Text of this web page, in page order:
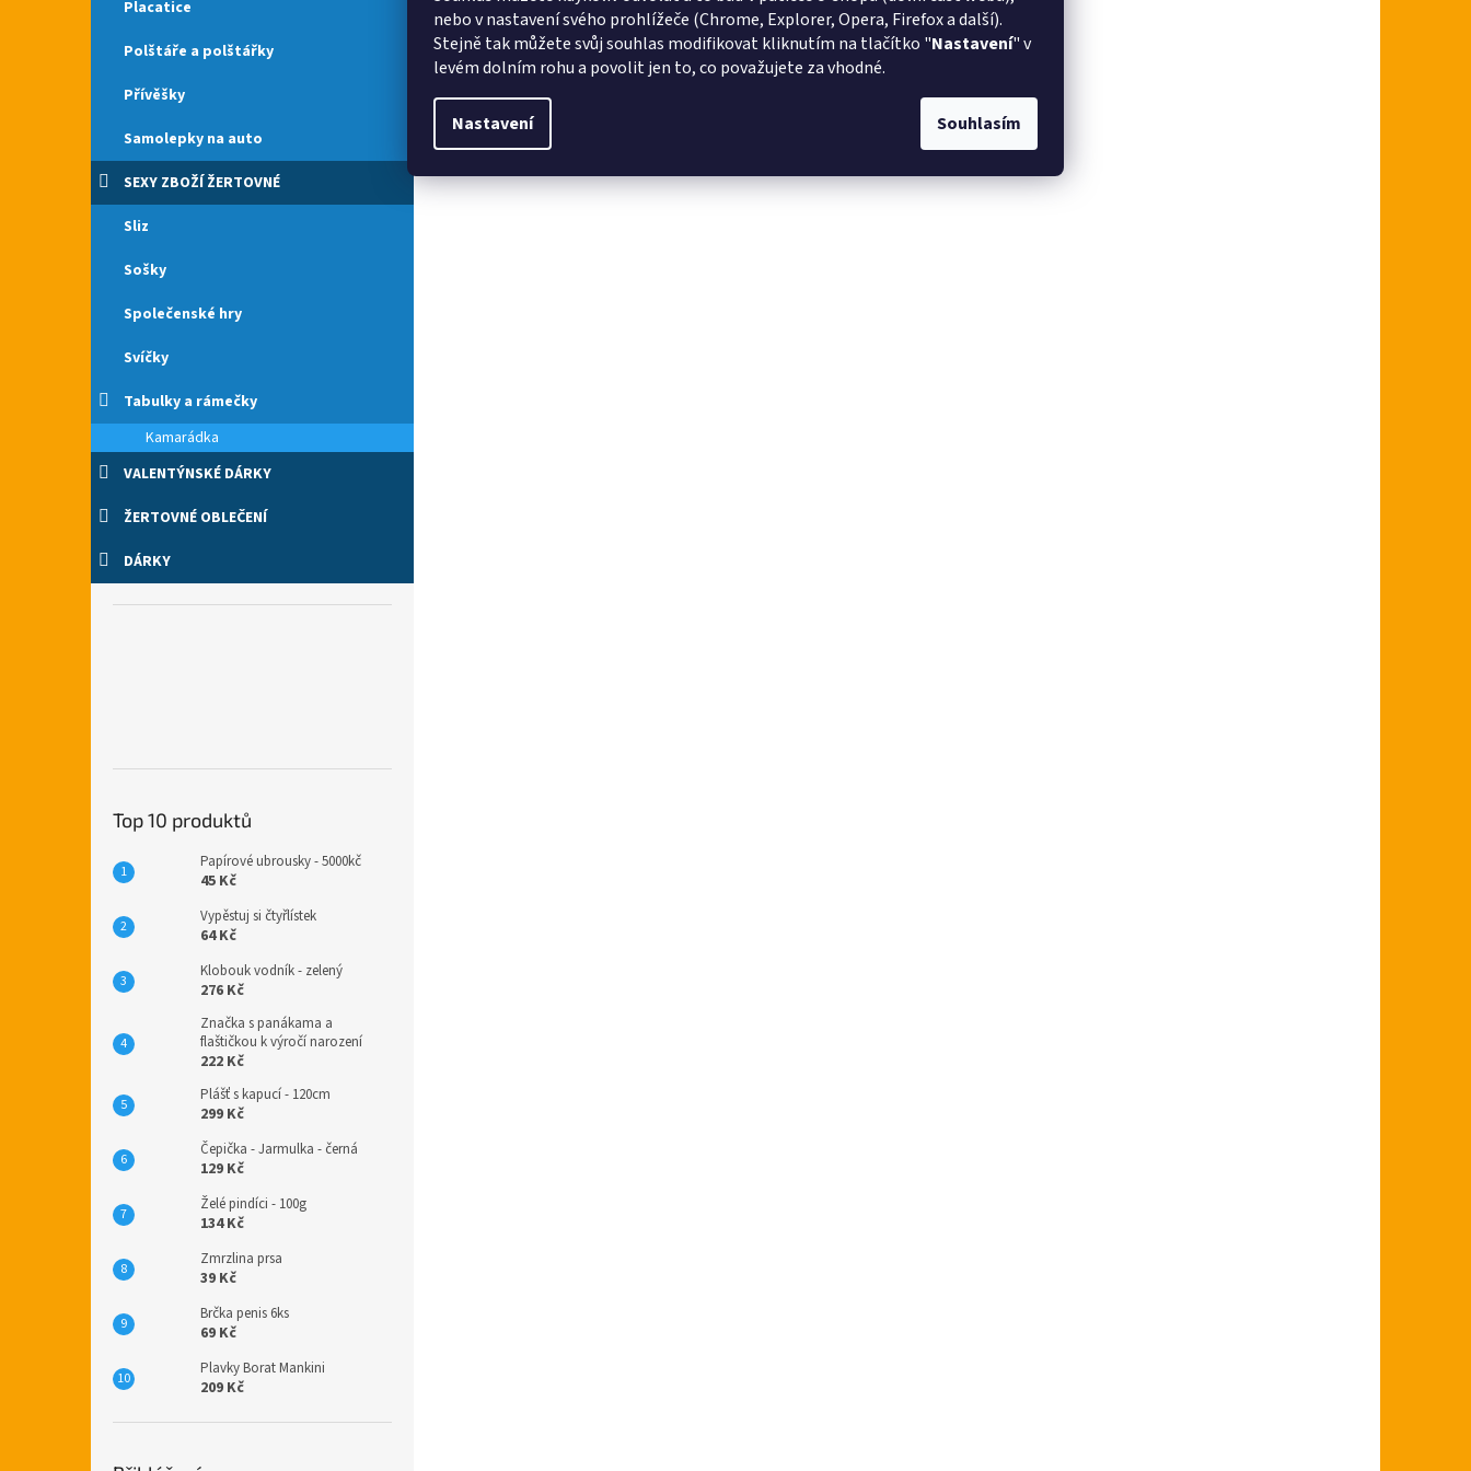
nebo v nastavení svého prohlížeče (Chrome, Explorer, Opera, Firefox a další).
Stejně tak můžete svůj souhlas modifikovat kliknutím na tlačítko "Nastavení" v
levém dolním rohu a povolit jen to, co považujete za vhodné.
Nastavení Souhlasím
Placatice
Polštáře a polštářky
Přívěšky
Samolepky na auto
SEXY ZBOŽÍ ŽERTOVNÉ
Sliz
Sošky
Společenské hry
Svíčky
Tabulky a rámečky
Kamarádka
VALENTÝNSKÉ DÁRKY
ŽERTOVNÉ OBLEČENÍ
DÁRKY
Top 10 produktů
Papírové ubrousky - 5000kč
45 Kč
Vypěstuj si čtyřlístek
64 Kč
Klobouk vodník - zelený
276 Kč
Značka s panákama a
flaštičkou k výročí narození
222 Kč
Plášť s kapucí - 120cm
299 Kč
Čepička - Jarmulka - černá
129 Kč
Želé pindíci - 100g
134 Kč
Zmrzlina prsa
39 Kč
Brčka penis 6ks
69 Kč
Plavky Borat Mankini
209 Kč